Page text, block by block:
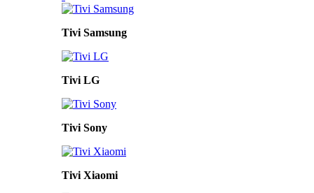
Tivi Samsung
Tivi LG
Tivi Sony
Tivi Xiaomi